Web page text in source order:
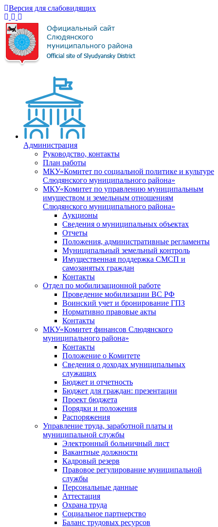
Версия для слабовидящих
Администрация
Руководство, контакты
План работы
МКУ«Комитет по социальной политике и культуре
Слюдянского муниципального района»
МКУ«Комитет по управлению муниципальным
имуществом и земельным отношениям
Слюдянского муниципального района»
Аукционы
Сведения о муниципальных объектах
Отчеты
Положения, административные регламенты
Муниципальный земельный контроль
Имущественная поддержка СМСП и
самозанятых граждан
Контакты
Отдел по мобилизационной работе
Проведение мобилизации ВС РФ
Воинский учет и бронирование ГПЗ
Нормативно правовые акты
Контакты
МКУ«Комитет финансов Слюдянского
муниципального района»
Контакты
Положение о Комитете
Сведения о доходах муниципальных
служащих
Бюджет и отчетность
Бюджет для граждан: презентации
Проект бюджета
Порядки и положения
Распоряжения
Управление труда, заработной платы и
муниципальной службы
Электронный больничный лист
Вакантные должности
Кадровый резерв
Правовое регулирование муниципальной
службы
Персональные данные
Аттестация
Охрана труда
Социальное партнерство
Баланс трудовых ресурсов